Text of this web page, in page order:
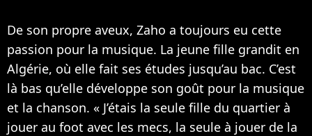
De son propre aveux, Zaho a toujours eu cette
passion pour la musique. La jeune fille grandit en
Algérie, où elle fait ses études jusqu’au bac. C’est
là bas qu’elle développe son goût pour la musique
et la chanson. « J’étais la seule fille du quartier à
jouer au foot avec les mecs, la seule à jouer de la